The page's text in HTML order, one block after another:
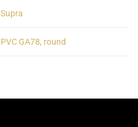
Supra
PVC GA78, round